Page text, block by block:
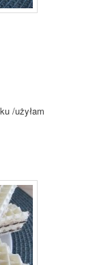
/użyłam